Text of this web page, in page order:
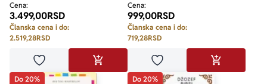
Cena:
3.499,00RSD
Članska cena i do:
2.519,28RSD
Dodaj u omiljeneDODAJ U KORPU
Cena:
999,00RSD
Članska cena i do:
719,28RSD
Dodaj u omiljeneDODAJ U
Do 20%
Do 20%